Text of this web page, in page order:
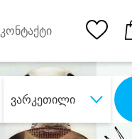
კონტაქტი
ვარკეთილი